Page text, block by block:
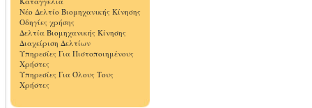
Νέο Δελτίο Βιομηχανικής Κίνησης
Οδηγίες χρήσης
Δελτία Βιομηχανικής Κίνησης
Διαχείριση Δελτίων
Υπηρεσίες Για Πιστοποιημένους
Χρήστες
Υπηρεσίες Για Όλους Τους
Χρήστες